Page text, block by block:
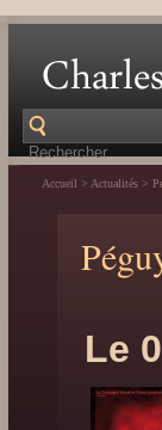
Accueil > Actualités >
Le